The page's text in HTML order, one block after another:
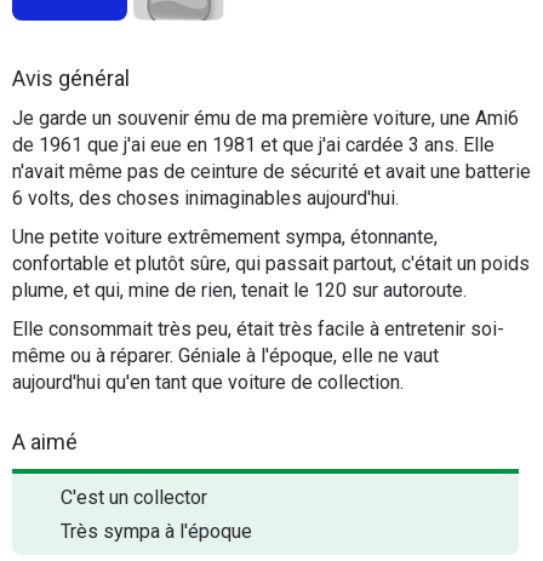
Flottes
Auto
Services
Forum
Moto
Marques
Avis général
Je garde un souvenir ému de ma première voiture, une Ami6
de 1961 que j'ai eue en 1981 et que j'ai cardée 3 ans. Elle
n'avait même pas de ceinture de sécurité et avait une batterie
6 volts, des choses inimaginables aujourd'hui.
Une petite voiture extrêmement sympa, étonnante,
confortable et plutôt sûre, qui passait partout, c'était un poids
plume, et qui, mine de rien, tenait le 120 sur autoroute.
Elle consommait très peu, était très facile à entretenir soi-
même ou à réparer. Géniale à l'époque, elle ne vaut
aujourd'hui qu'en tant que voiture de collection.
A aimé
C'est un collector
Très sympa à l'époque